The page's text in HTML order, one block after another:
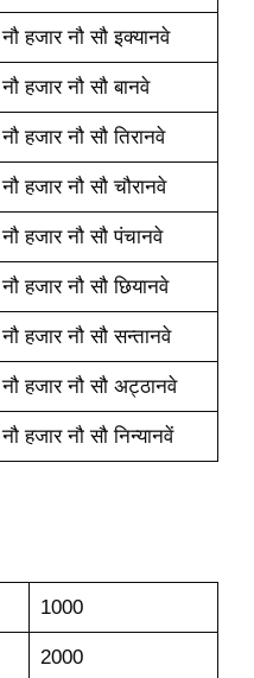
नौ हजार नौ सौ इक्यानवे
नौ हजार नौ सौ बानवे
नौ हजार नौ सौ तिरानवे
नौ हजार नौ सौ चौरानवे
नौ हजार नौ सौ पंचानवे
नौ हजार नौ सौ छियानवे
नौ हजार नौ सौ सन्तानवे
नौ हजार नौ सौ अट्ठानवे
नौ हजार नौ सौ निन्यानवें
1000
2000